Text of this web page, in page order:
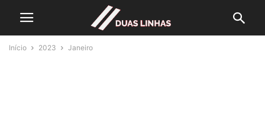
Início 2023 Janeiro